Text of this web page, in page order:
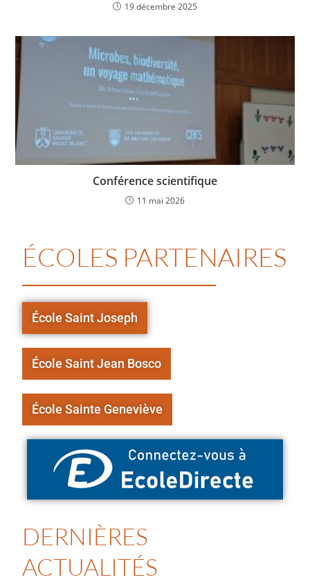
19 décembre 2025
Conférence scientifique
11 mai 2026
ÉCOLES PARTENAIRES
École Saint Joseph
École Saint Jean Bosco
École Sainte Geneviève
DERNIÈRES
ACTUALITÉS